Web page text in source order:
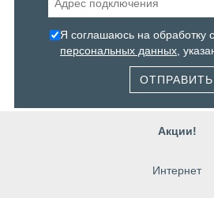
Я соглашаюсь на обработку
персональных данных ,
ОТПРАВИТЬ
Акции!
Интернет